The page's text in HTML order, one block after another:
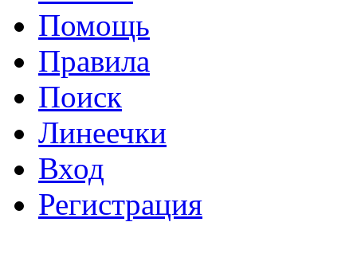
Помощь
Правила
Поиск
Линеечки
Вход
Регистрация